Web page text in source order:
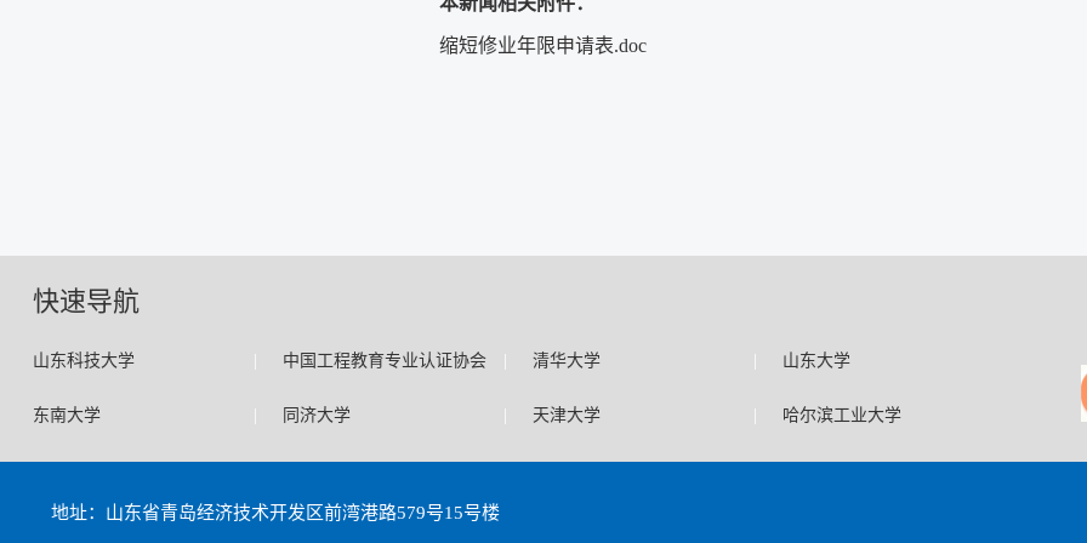
缩短修业年限申请表.doc
快速导航
山东科技大学 | 中国工程教育专业认证协会 | 清华大学 | 山东大学
东南大学 | 同济大学 | 天津大学 | 哈尔滨工业大学
地址：山东省青岛经济技术开发区前湾港路579号15号楼